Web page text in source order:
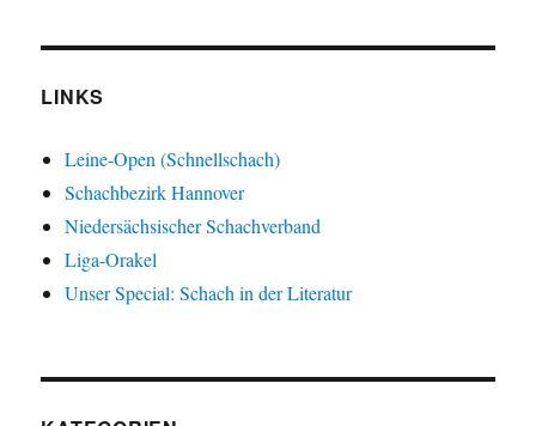
LINKS
Leine-Open (Schnellschach)
Schachbezirk Hannover
Niedersächsischer Schachverband
Liga-Orakel
Unser Special: Schach in der Literatur